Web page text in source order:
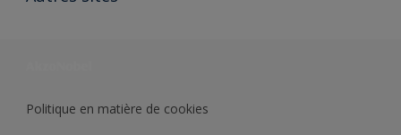
Politique en matière de cookies